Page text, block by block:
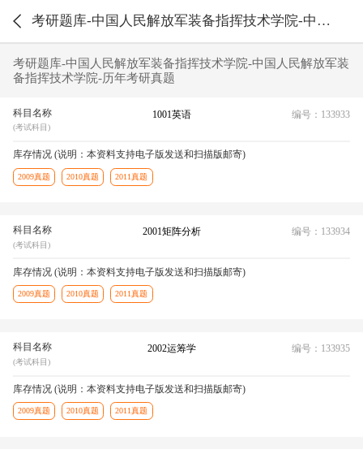
考研题库-中国人民解放军装备指挥技术学院-中国人民解放军装备指挥技术学院-历年考研真题
考研题库-中国人民解放军装备指挥技术学院-中国人民解放军装
备指挥技术学院-历年考研真题
科目名称
(考试科目)
1001英语 编号：133933
库存情况 (说明：本资料支持电子版发送和扫描版邮寄)
2009真题 2010真题 2011真题
科目名称
(考试科目)
2001矩阵分析 编号：133934
库存情况 (说明：本资料支持电子版发送和扫描版邮寄)
2009真题 2010真题 2011真题
科目名称
(考试科目)
2002运筹学 编号：133935
库存情况 (说明：本资料支持电子版发送和扫描版邮寄)
2009真题 2010真题 2011真题